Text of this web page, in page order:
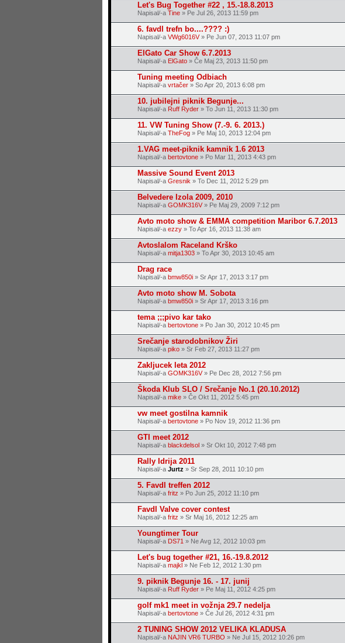
Let's Bug Together #22 , 15.-18.8.2013
Napisal/-a Tine» Pe Jul 26, 2013 11:59 pm
6. favdl trefn bo....???? :)
Napisal/-a VWg6016V» Pe Jun 07, 2013 11:07 pm
ElGato Car Show 6.7.2013
Napisal/-a ElGato» Če Maj 23, 2013 11:50 pm
Tuning meeting Odbiach
Napisal/-a vrtačer» So Apr 20, 2013 6:08 pm
10. jubilejni piknik Begunje...
Napisal/-a Ruff Ryder» To Jun 11, 2013 11:30 pm
11. VW Tuning Show (7.-9. 6. 2013.)
Napisal/-a TheFog» Pe Maj 10, 2013 12:04 pm
1.VAG meet-piknik kamnik 1.6 2013
Napisal/-a bertovtone» Po Mar 11, 2013 4:43 pm
Massive Sound Event 2013
Napisal/-a Gresnik » To Dec 11, 2012 5:29 pm
Belvedere Izola 2009, 2010
Napisal/-a GOMK316V» Pe Maj 29, 2009 7:12 pm
Avto moto show & EMMA competition Maribor 6.7.2013
Napisal/-a ezzy» To Apr 16, 2013 11:38 am
Avtoslalom Raceland Krško
Napisal/-a mitja1303» To Apr 30, 2013 10:45 am
Drag race
Napisal/-a bmw850i» Sr Apr 17, 2013 3:17 pm
Avto moto show M. Sobota
Napisal/-a bmw850i» Sr Apr 17, 2013 3:16 pm
tema ;;;pivo kar tako
Napisal/-a bertovtone» Po Jan 30, 2012 10:45 pm
Srečanje starodobnikov Žiri
Napisal/-a piko» Sr Feb 27, 2013 11:27 pm
Zakljucek leta 2012
Napisal/-a GOMK316V» Pe Dec 28, 2012 7:56 pm
Škoda Klub SLO / Srečanje No.1 (20.10.2012)
Napisal/-a mike» Če Okt 11, 2012 5:45 pm
vw meet gostilna kamnik
Napisal/-a bertovtone» Po Nov 19, 2012 11:36 pm
GTI meet 2012
Napisal/-a blackdelsol» Sr Okt 10, 2012 7:48 pm
Rally Idrija 2011
Napisal/-a Jurtz » Sr Sep 28, 2011 10:10 pm
5. Favdl treffen 2012
Napisal/-a fritz » Po Jun 25, 2012 11:10 pm
Favdl Valve cover contest
Napisal/-a fritz » Sr Maj 16, 2012 12:25 am
Youngtimer Tour
Napisal/-a DS71 » Ne Avg 12, 2012 10:03 pm
Let's bug together #21, 16.-19.8.2012
Napisal/-a majkl» Ne Feb 12, 2012 1:30 pm
9. piknik Begunje 16. - 17. junij
Napisal/-a Ruff Ryder» Pe Maj 11, 2012 4:25 pm
golf mk1 meet in vožnja 29.7 nedelja
Napisal/-a bertovtone» Če Jul 26, 2012 4:31 pm
2 TUNING SHOW 2012 VELIKA KLADUSA
Napisal/-a NAJIN VR6 TURBO » Ne Jul 15, 2012 10:26 pm